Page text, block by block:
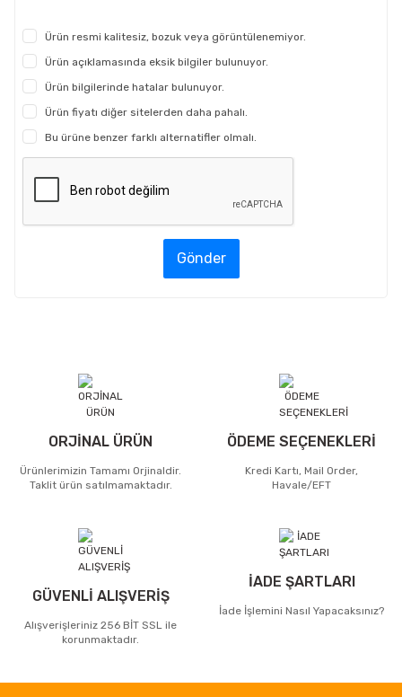
Ürün resmi kalitesiz, bozuk veya görüntülenemiyor.
Ürün açıklamasında eksik bilgiler bulunuyor.
Ürün bilgilerinde hatalar bulunuyor.
Ürün fiyatı diğer sitelerden daha pahalı.
Bu ürüne benzer farklı alternatifler olmalı.
Gönder
ORJİNAL ÜRÜN
Ürünlerimizin Tamamı Orjinaldir.
Taklit ürün satılmamaktadır.
ÖDEME SEÇENEKLERİ
Kredi Kartı, Mail Order,
Havale/EFT
GÜVENLİ ALIŞVERİŞ
Alışverişleriniz 256 BİT SSL ile
korunmaktadır.
İADE ŞARTLARI
İade İşlemini Nasıl Yapacaksınız?